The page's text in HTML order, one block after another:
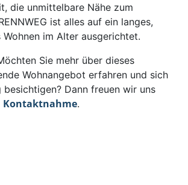
die unmittelbare Nähe zum
ist alles auf ein langes,
Wohnen im Alter ausgerichtet.
Sie mehr über dieses
Wohnangebot erfahren und sich
besichtigen? Dann freuen wir uns
Kontaktnahme.